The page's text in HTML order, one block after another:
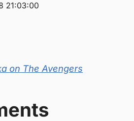
21:03:00
on The Avengers